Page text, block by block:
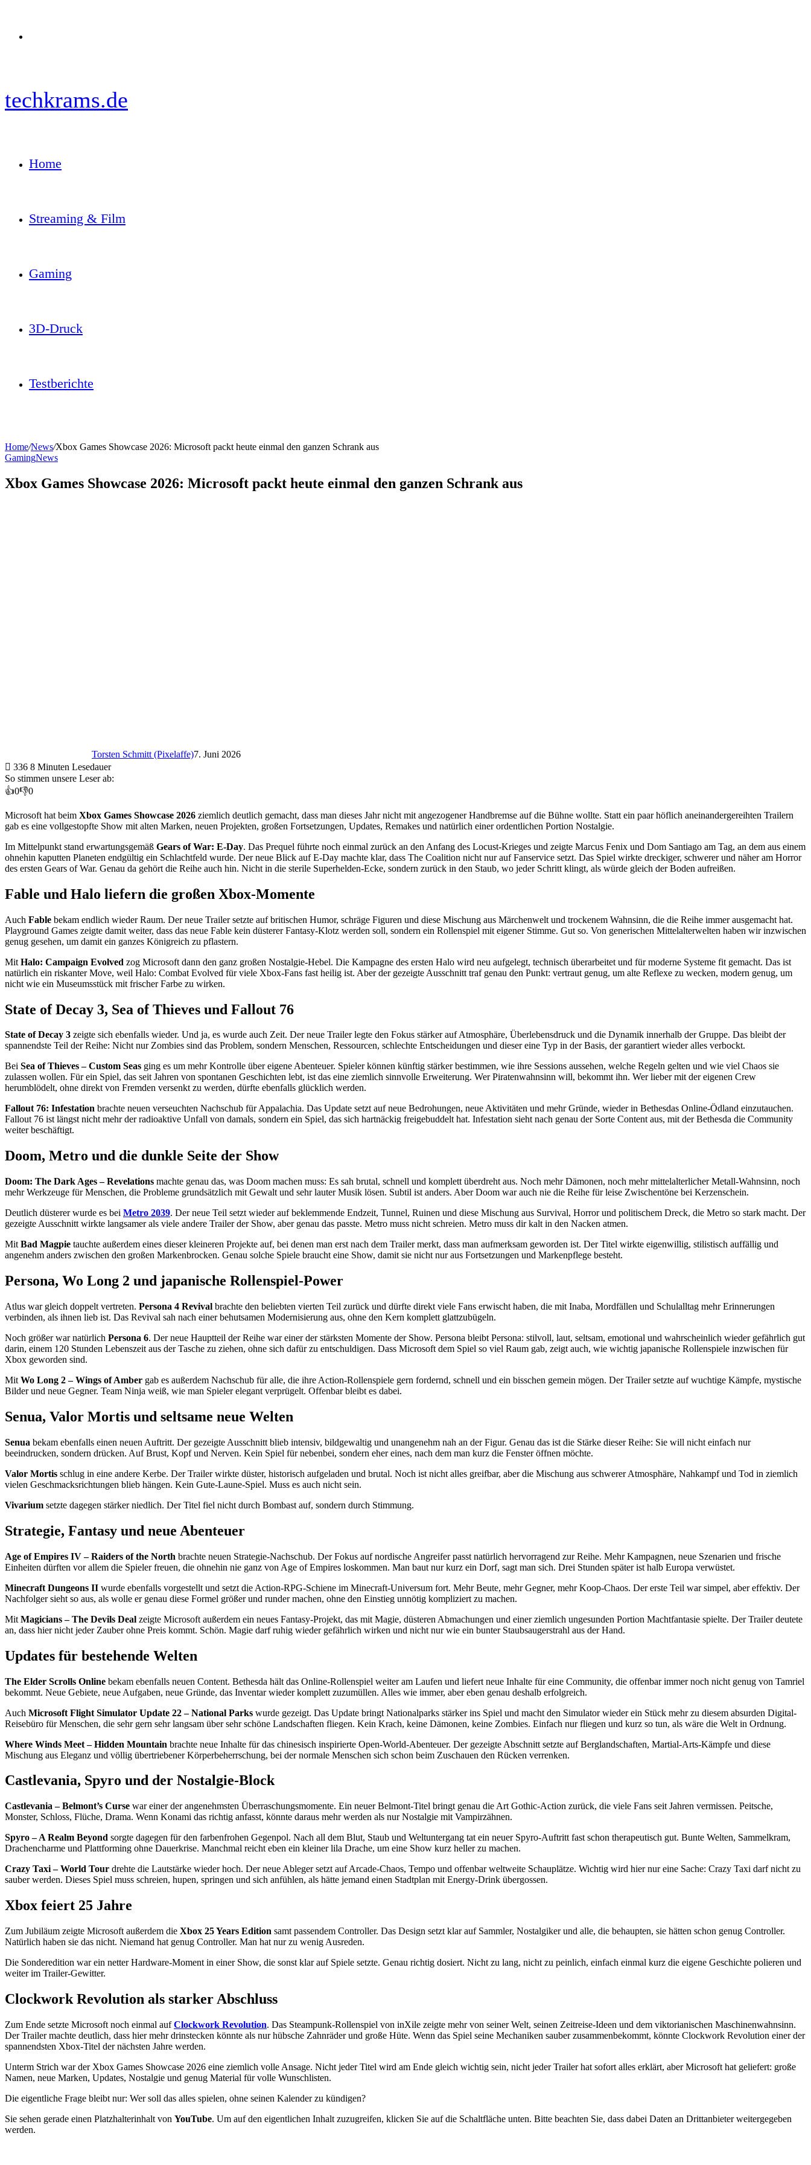
techkrams.de
Home
Streaming & Film
Gaming
3D-Druck
Testberichte
Home/News/Xbox Games Showcase 2026: Microsoft packt heute einmal den ganzen Schrank aus
GamingNews
Xbox Games Showcase 2026: Microsoft packt heute einmal den ganzen Schrank aus
Torsten Schmitt (Pixelaffe)7. Juni 2026
336 8 Minuten Lesedauer
So stimmen unsere Leser ab:
👍0👎0
Microsoft hat beim Xbox Games Showcase 2026 ziemlich deutlich gemacht, dass man dieses Jahr nicht mit angezogener Handbremse auf die Bühne wollte. Statt ein paar höflich aneinandergereihten Trailern
gab es eine vollgestopfte Show mit alten Marken, neuen Projekten, großen Fortsetzungen, Updates, Remakes und natürlich einer ordentlichen Portion Nostalgie.
Im Mittelpunkt stand erwartungsgemäß Gears of War: E-Day. Das Prequel führte noch einmal zurück an den Anfang des Locust-Krieges und zeigte Marcus Fenix und Dom Santiago am Tag, an dem aus einem
ohnehin kaputten Planeten endgültig ein Schlachtfeld wurde. Der neue Blick auf E-Day machte klar, dass The Coalition nicht nur auf Fanservice setzt. Das Spiel wirkte dreckiger, schwerer und näher am Horror
des ersten Gears of War. Genau da gehört die Reihe auch hin. Nicht in die sterile Superhelden-Ecke, sondern zurück in den Staub, wo jeder Schritt klingt, als würde gleich der Boden aufreißen.
Fable und Halo liefern die großen Xbox-Momente
Auch Fable bekam endlich wieder Raum. Der neue Trailer setzte auf britischen Humor, schräge Figuren und diese Mischung aus Märchenwelt und trockenem Wahnsinn, die die Reihe immer ausgemacht hat.
Playground Games zeigte damit weiter, dass das neue Fable kein düsterer Fantasy-Klotz werden soll, sondern ein Rollenspiel mit eigener Stimme. Gut so. Von generischen Mittelalterwelten haben wir inzwischen
genug gesehen, um damit ein ganzes Königreich zu pflastern.
Mit Halo: Campaign Evolved zog Microsoft dann den ganz großen Nostalgie-Hebel. Die Kampagne des ersten Halo wird neu aufgelegt, technisch überarbeitet und für moderne Systeme fit gemacht. Das ist
natürlich ein riskanter Move, weil Halo: Combat Evolved für viele Xbox-Fans fast heilig ist. Aber der gezeigte Ausschnitt traf genau den Punkt: vertraut genug, um alte Reflexe zu wecken, modern genug, um
nicht wie ein Museumsstück mit frischer Farbe zu wirken.
State of Decay 3, Sea of Thieves und Fallout 76
State of Decay 3 zeigte sich ebenfalls wieder. Und ja, es wurde auch Zeit. Der neue Trailer legte den Fokus stärker auf Atmosphäre, Überlebensdruck und die Dynamik innerhalb der Gruppe. Das bleibt der
spannendste Teil der Reihe: Nicht nur Zombies sind das Problem, sondern Menschen, Ressourcen, schlechte Entscheidungen und dieser eine Typ in der Basis, der garantiert wieder alles verbockt.
Bei Sea of Thieves – Custom Seas ging es um mehr Kontrolle über eigene Abenteuer. Spieler können künftig stärker bestimmen, wie ihre Sessions aussehen, welche Regeln gelten und wie viel Chaos sie
zulassen wollen. Für ein Spiel, das seit Jahren von spontanen Geschichten lebt, ist das eine ziemlich sinnvolle Erweiterung. Wer Piratenwahnsinn will, bekommt ihn. Wer lieber mit der eigenen Crew
herumblödelt, ohne direkt von Fremden versenkt zu werden, dürfte ebenfalls glücklich werden.
Fallout 76: Infestation brachte neuen verseuchten Nachschub für Appalachia. Das Update setzt auf neue Bedrohungen, neue Aktivitäten und mehr Gründe, wieder in Bethesdas Online-Ödland einzutauchen.
Fallout 76 ist längst nicht mehr der radioaktive Unfall von damals, sondern ein Spiel, das sich hartnäckig freigebuddelt hat. Infestation sieht nach genau der Sorte Content aus, mit der Bethesda die Community
weiter beschäftigt.
Doom, Metro und die dunkle Seite der Show
Doom: The Dark Ages – Revelations machte genau das, was Doom machen muss: Es sah brutal, schnell und komplett überdreht aus. Noch mehr Dämonen, noch mehr mittelalterlicher Metall-Wahnsinn, noch
mehr Werkzeuge für Menschen, die Probleme grundsätzlich mit Gewalt und sehr lauter Musik lösen. Subtil ist anders. Aber Doom war auch nie die Reihe für leise Zwischentöne bei Kerzenschein.
Deutlich düsterer wurde es bei Metro 2039. Der neue Teil setzt wieder auf beklemmende Endzeit, Tunnel, Ruinen und diese Mischung aus Survival, Horror und politischem Dreck, die Metro so stark macht. Der
gezeigte Ausschnitt wirkte langsamer als viele andere Trailer der Show, aber genau das passte. Metro muss nicht schreien. Metro muss dir kalt in den Nacken atmen.
Mit Bad Magpie tauchte außerdem eines dieser kleineren Projekte auf, bei denen man erst nach dem Trailer merkt, dass man aufmerksam geworden ist. Der Titel wirkte eigenwillig, stilistisch auffällig und
angenehm anders zwischen den großen Markenbrocken. Genau solche Spiele braucht eine Show, damit sie nicht nur aus Fortsetzungen und Markenpflege besteht.
Persona, Wo Long 2 und japanische Rollenspiel-Power
Atlus war gleich doppelt vertreten. Persona 4 Revival brachte den beliebten vierten Teil zurück und dürfte direkt viele Fans erwischt haben, die mit Inaba, Mordfällen und Schulalltag mehr Erinnerungen
verbinden, als ihnen lieb ist. Das Revival sah nach einer behutsamen Modernisierung aus, ohne den Kern komplett glattzubügeln.
Noch größer war natürlich Persona 6. Der neue Hauptteil der Reihe war einer der stärksten Momente der Show. Persona bleibt Persona: stilvoll, laut, seltsam, emotional und wahrscheinlich wieder gefährlich gut
darin, einem 120 Stunden Lebenszeit aus der Tasche zu ziehen, ohne sich dafür zu entschuldigen. Dass Microsoft dem Spiel so viel Raum gab, zeigt auch, wie wichtig japanische Rollenspiele inzwischen für
Xbox geworden sind.
Mit Wo Long 2 – Wings of Amber gab es außerdem Nachschub für alle, die ihre Action-Rollenspiele gern fordernd, schnell und ein bisschen gemein mögen. Der Trailer setzte auf wuchtige Kämpfe, mystische
Bilder und neue Gegner. Team Ninja weiß, wie man Spieler elegant verprügelt. Offenbar bleibt es dabei.
Senua, Valor Mortis und seltsame neue Welten
Senua bekam ebenfalls einen neuen Auftritt. Der gezeigte Ausschnitt blieb intensiv, bildgewaltig und unangenehm nah an der Figur. Genau das ist die Stärke dieser Reihe: Sie will nicht einfach nur
beeindrucken, sondern drücken. Auf Brust, Kopf und Nerven. Kein Spiel für nebenbei, sondern eher eines, nach dem man kurz die Fenster öffnen möchte.
Valor Mortis schlug in eine andere Kerbe. Der Trailer wirkte düster, historisch aufgeladen und brutal. Noch ist nicht alles greifbar, aber die Mischung aus schwerer Atmosphäre, Nahkampf und Tod in ziemlich
vielen Geschmacksrichtungen blieb hängen. Kein Gute-Laune-Spiel. Muss es auch nicht sein.
Vivarium setzte dagegen stärker niedlich. Der Titel fiel nicht durch Bombast auf, sondern durch Stimmung.
Strategie, Fantasy und neue Abenteuer
Age of Empires IV – Raiders of the North brachte neuen Strategie-Nachschub. Der Fokus auf nordische Angreifer passt natürlich hervorragend zur Reihe. Mehr Kampagnen, neue Szenarien und frische
Einheiten dürften vor allem die Spieler freuen, die ohnehin nie ganz von Age of Empires loskommen. Man baut nur kurz ein Dorf, sagt man sich. Drei Stunden später ist halb Europa verwüstet.
Minecraft Dungeons II wurde ebenfalls vorgestellt und setzt die Action-RPG-Schiene im Minecraft-Universum fort. Mehr Beute, mehr Gegner, mehr Koop-Chaos. Der erste Teil war simpel, aber effektiv. Der
Nachfolger sieht so aus, als wolle er genau diese Formel größer und runder machen, ohne den Einstieg unnötig kompliziert zu machen.
Mit Magicians – The Devils Deal zeigte Microsoft außerdem ein neues Fantasy-Projekt, das mit Magie, düsteren Abmachungen und einer ziemlich ungesunden Portion Machtfantasie spielte. Der Trailer deutete
an, dass hier nicht jeder Zauber ohne Preis kommt. Schön. Magie darf ruhig wieder gefährlich wirken und nicht nur wie ein bunter Staubsaugerstrahl aus der Hand.
Updates für bestehende Welten
The Elder Scrolls Online bekam ebenfalls neuen Content. Bethesda hält das Online-Rollenspiel weiter am Laufen und liefert neue Inhalte für eine Community, die offenbar immer noch nicht genug von Tamriel
bekommt. Neue Gebiete, neue Aufgaben, neue Gründe, das Inventar wieder komplett zuzumüllen. Alles wie immer, aber eben genau deshalb erfolgreich.
Auch Microsoft Flight Simulator Update 22 – National Parks wurde gezeigt. Das Update bringt Nationalparks stärker ins Spiel und macht den Simulator wieder ein Stück mehr zu diesem absurden Digital-
Reisebüro für Menschen, die sehr gern sehr langsam über sehr schöne Landschaften fliegen. Kein Krach, keine Dämonen, keine Zombies. Einfach nur fliegen und kurz so tun, als wäre die Welt in Ordnung.
Where Winds Meet – Hidden Mountain brachte neue Inhalte für das chinesisch inspirierte Open-World-Abenteuer. Der gezeigte Abschnitt setzte auf Berglandschaften, Martial-Arts-Kämpfe und diese
Mischung aus Eleganz und völlig übertriebener Körperbeherrschung, bei der normale Menschen sich schon beim Zuschauen den Rücken verrenken.
Castlevania, Spyro und der Nostalgie-Block
Castlevania – Belmont’s Curse war einer der angenehmsten Überraschungsmomente. Ein neuer Belmont-Titel bringt genau die Art Gothic-Action zurück, die viele Fans seit Jahren vermissen. Peitsche,
Monster, Schloss, Flüche, Drama. Wenn Konami das richtig anfasst, könnte daraus mehr werden als nur Nostalgie mit Vampirzähnen.
Spyro – A Realm Beyond sorgte dagegen für den farbenfrohen Gegenpol. Nach all dem Blut, Staub und Weltuntergang tat ein neuer Spyro-Auftritt fast schon therapeutisch gut. Bunte Welten, Sammelkram,
Drachencharme und Plattforming ohne Dauerkrise. Manchmal reicht eben ein kleiner lila Drache, um eine Show kurz heller zu machen.
Crazy Taxi – World Tour drehte die Lautstärke wieder hoch. Der neue Ableger setzt auf Arcade-Chaos, Tempo und offenbar weltweite Schauplätze. Wichtig wird hier nur eine Sache: Crazy Taxi darf nicht zu
sauber werden. Dieses Spiel muss schreien, hupen, springen und sich anfühlen, als hätte jemand einen Stadtplan mit Energy-Drink übergossen.
Xbox feiert 25 Jahre
Zum Jubiläum zeigte Microsoft außerdem die Xbox 25 Years Edition samt passendem Controller. Das Design setzt klar auf Sammler, Nostalgiker und alle, die behaupten, sie hätten schon genug Controller.
Natürlich haben sie das nicht. Niemand hat genug Controller. Man hat nur zu wenig Ausreden.
Die Sonderedition war ein netter Hardware-Moment in einer Show, die sonst klar auf Spiele setzte. Genau richtig dosiert. Nicht zu lang, nicht zu peinlich, einfach einmal kurz die eigene Geschichte polieren und
weiter im Trailer-Gewitter.
Clockwork Revolution als starker Abschluss
Zum Ende setzte Microsoft noch einmal aufClockwork Revolution. Das Steampunk-Rollenspiel von inXile zeigte mehr von seiner Welt, seinen Zeitreise-Ideen und dem viktorianischen Maschinenwahnsinn.
Der Trailer machte deutlich, dass hier mehr drinstecken könnte als nur hübsche Zahnräder und große Hüte. Wenn das Spiel seine Mechaniken sauber zusammenbekommt, könnte Clockwork Revolution einer der
spannendsten Xbox-Titel der nächsten Jahre werden.
Unterm Strich war der Xbox Games Showcase 2026 eine ziemlich volle Ansage. Nicht jeder Titel wird am Ende gleich wichtig sein, nicht jeder Trailer hat sofort alles erklärt, aber Microsoft hat geliefert: große
Namen, neue Marken, Updates, Nostalgie und genug Material für volle Wunschlisten.
Die eigentliche Frage bleibt nur: Wer soll das alles spielen, ohne seinen Kalender zu kündigen?
Sie sehen gerade einen Platzhalterinhalt von YouTube. Um auf den eigentlichen Inhalt zuzugreifen, klicken Sie auf die Schaltfläche unten. Bitte beachten Sie, dass dabei Daten an Drittanbieter weitergegeben
werden.